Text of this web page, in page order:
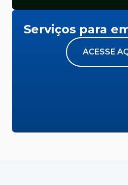
Serviços para
ACESSE